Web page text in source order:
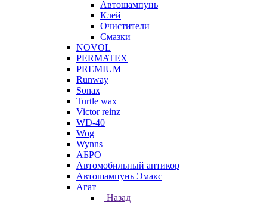
Автошампунь
Клей
Очистители
Смазки
NOVOL
PERMATEX
PREMIUM
Runway
Sonax
Turtle wax
Victor reinz
WD-40
Wog
Wynns
АБРО
Автомобильный антикор
Автошампунь Эмакс
Агат
Назад